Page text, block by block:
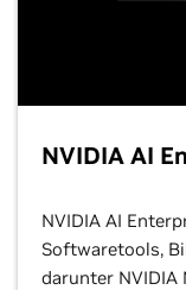
NVIDIA AI
NVIDIA AI
Softwaretools,
darunter